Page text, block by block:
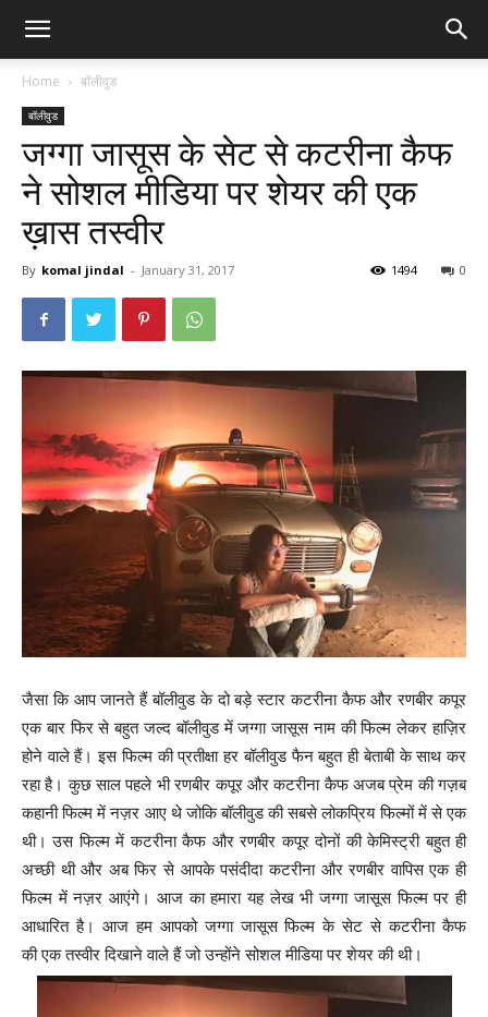
Home बॉलीवुड
बॉलीवुड
जग्गा जासूस के सेट से कटरीना कैफ
ने सोशल मीडिया पर शेयर की एक
ख़ास तस्वीर
By komal jindal - January 31, 2017 0
1494
जैसा कि आप जानते हैं बॉलीवुड के दो बड़े स्टार कटरीना कैफ और रणबीर कपूर
एक बार फिर से बहुत जल्द बॉलीवुड में जग्गा जासूस नाम की फिल्म लेकर हाज़िर
होने वाले हैं। इस फिल्म की प्रतीक्षा हर बॉलीवुड फैन बहुत ही बेताबी के साथ कर
रहा है। कुछ साल पहले भी रणबीर कपूर और कटरीना कैफ अजब प्रेम की गज़ब
कहानी फिल्म में नज़र आए थे जोकि बॉलीवुड की सबसे लोकप्रिय फिल्मों में से एक
थी। उस फिल्म में कटरीना कैफ और रणबीर कपूर दोनों की केमिस्ट्री बहुत ही
अच्छी थी और अब फिर से आपके पसंदीदा कटरीना और रणबीर वापिस एक ही
फिल्म में नज़र आएंगे। आज का हमारा यह लेख भी जग्गा जासूस फिल्म पर ही
आधारित है। आज हम आपको जग्गा जासूस फिल्म के सेट से कटरीना कैफ
की एक तस्वीर दिखाने वाले हैं जो उन्होंने सोशल मीडिया पर शेयर की थी।